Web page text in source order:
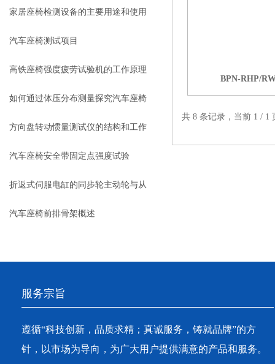
家居座椅检测设备的主要用途和使用
注意事项介绍
汽车座椅测试项目
高铁座椅强度疲劳试验机的工作原理
如何通过体压分布测量探究汽车座椅
的静态舒适性
方向盘转动惯量测试仪的结构和工作
原理
汽车座椅安全带固定点强度试验
（ECE R14）解析
折返式伺服电缸的同步轮主动轮与从
动轮的齿数推荐选择
汽车座椅前排骨架概述
BPN-RHP/
共 8 条记录，当前 1 /
服务宗旨
遵循“科技创新，品质求精；真诚服务，铸就品牌”的方
针，以市场为导向，为广大用户提供满意的产品和服务。